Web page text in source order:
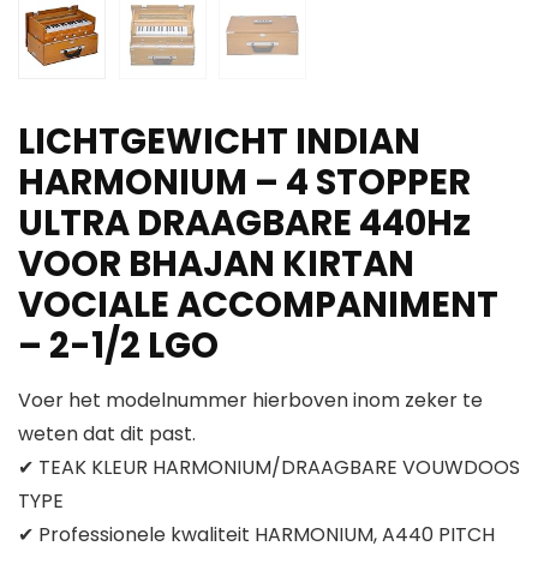
LICHTGEWICHT INDIAN
HARMONIUM – 4 STOPPER
ULTRA DRAAGBARE 440Hz
VOOR BHAJAN KIRTAN
VOCIALE ACCOMPANIMENT
– 2-1/2 LGO
Voer het modelnummer hierboven inom zeker te
weten dat dit past.
✔ TEAK KLEUR HARMONIUM/DRAAGBARE VOUWDOOS
TYPE
✔ Professionele kwaliteit HARMONIUM, A440 PITCH